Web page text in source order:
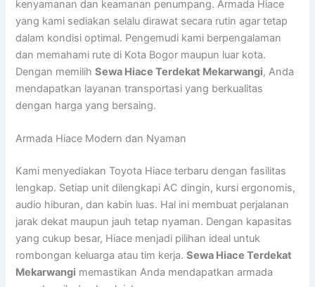
kenyamanan dan keamanan penumpang. Armada Hiace
yang kami sediakan selalu dirawat secara rutin agar tetap
dalam kondisi optimal. Pengemudi kami berpengalaman
dan memahami rute di Kota Bogor maupun luar kota.
Dengan memilihSewa Hiace Terdekat Mekarwangi, Anda
mendapatkan layanan transportasi yang berkualitas
dengan harga yang bersaing.
Armada Hiace Modern dan Nyaman
Kami menyediakan Toyota Hiace terbaru dengan fasilitas
lengkap. Setiap unit dilengkapi AC dingin, kursi ergonomis,
audio hiburan, dan kabin luas. Hal ini membuat perjalanan
jarak dekat maupun jauh tetap nyaman. Dengan kapasitas
yang cukup besar, Hiace menjadi pilihan ideal untuk
rombongan keluarga atau tim kerja.Sewa Hiace Terdekat
Mekarwangi memastikan Anda mendapatkan armada